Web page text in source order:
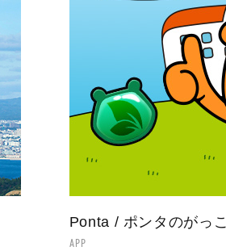
Ponta / ポンタのがっ
APP